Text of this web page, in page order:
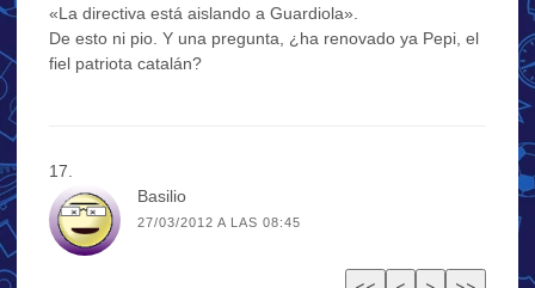
«La directiva está aislando a Guardiola».
De esto ni pio. Y una pregunta, ¿ha renovado ya Pepi, el
fiel patriota catalán?
Basilio
27/03/2012 A LAS 08:45